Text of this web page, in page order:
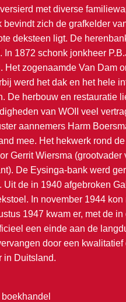
met diverse
bevindt zich de grafkelder
deksteen ligt. De
In 1872 schonk jonkheer
Het zogenaamde Van Dam
werd het dak en het hele
De herbouw en restauratie
van WOII veel
aannemers Harm
mee. Het hekwerk rond
Gerrit Wiersma (grootvader
De Eysinga-bank werd
Uit de in 1940 afgebroken
In november 1944
1947 kwam er, met de
een einde aan de
door een
in Duitsland.